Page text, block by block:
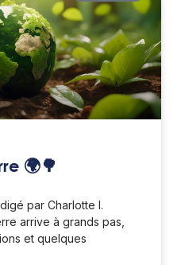
🌍🌳
par Charlotte I.
arrive à grands pas,
et quelques